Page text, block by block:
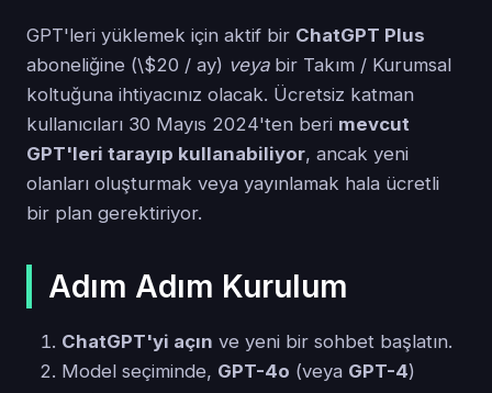
GPT'leri yüklemek için aktif bir ChatGPT Plus
aboneliğine (\$20 / ay) veyabir Takım / Kurumsal
koltuğuna ihtiyacınız olacak. Ücretsiz katman
kullanıcıları 30 Mayıs 2024'ten beri mevcut
GPT'leri tarayıp kullanabiliyor, ancak yeni
olanları oluşturmak veya yayınlamak hala ücretli
bir plan gerektiriyor.
Adım Adım Kurulum
ChatGPT'yi açın ve yeni bir sohbet başlatın.
Model seçiminde, GPT-4o (veya GPT-4)